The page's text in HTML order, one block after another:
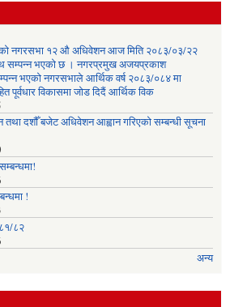
नगरसभा १२ औ अधिवेशन आज मिति २०८३/०३/२२
सम्पन्न भएको छ । नगरप्रमुख अजयप्रकाश
भएको नगरसभाले आर्थिक वर्ष २०८३/०८४ मा
पूर्वधार विकासमा जोड दिदैं आर्थिक विक
दशौँ बजेट अधिवेशन आह्वान गरिएको सम्बन्धी सूचना
!
८२
अन्य